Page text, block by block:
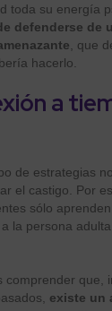
toda su energía
defenderse de
, que
hacerlo.
a
de estrategias
el castigo. Por
sólo
la persona
comprender que,
existe un